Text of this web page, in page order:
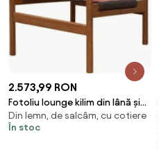
2.573,99 RON
Fotoliu lounge kilim din lână și
bumbac cu structură din lemn
de acacia, „Frontierra”
Din lemn, de salcâm, cu cotiere
În stoc